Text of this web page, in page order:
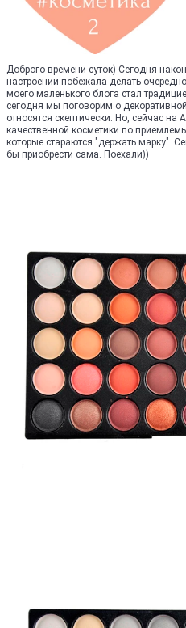
Доброго времени суток) Сегодня
настроении побежала делать
моего маленького блога стал
сегодня мы поговорим о
относятся скептически. Но, сейчас
качественной косметики по
которые стараются "держать марку".
бы приобрести сама. Поехали))